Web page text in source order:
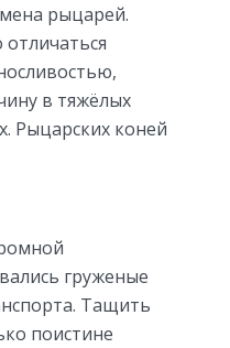
рыцарей.
в тяжёлых
Рыцарских коней
груженые
Тащить
поистине